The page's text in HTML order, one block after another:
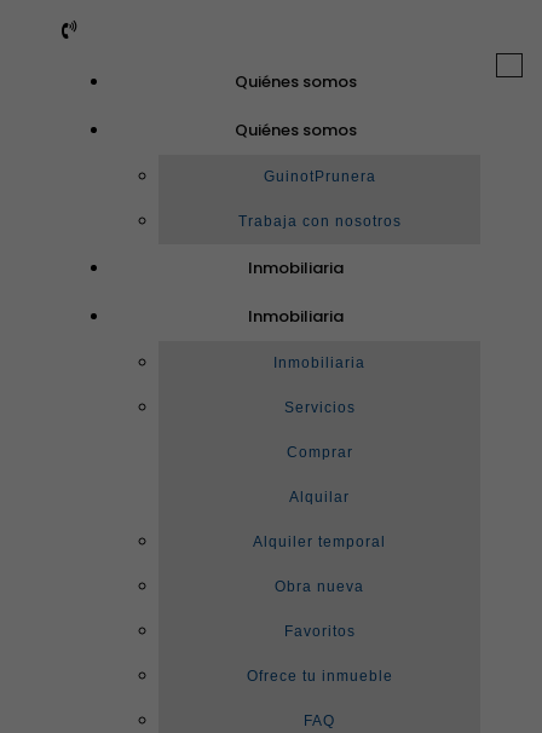
Quiénes somos
Quiénes somos
GuinotPrunera
Trabaja con nosotros
Inmobiliaria
Inmobiliaria
Inmobiliaria
Servicios
Comprar
Alquilar
Alquiler temporal
Obra nueva
Favoritos
Ofrece tu inmueble
FAQ